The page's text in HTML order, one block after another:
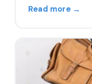
Read more →